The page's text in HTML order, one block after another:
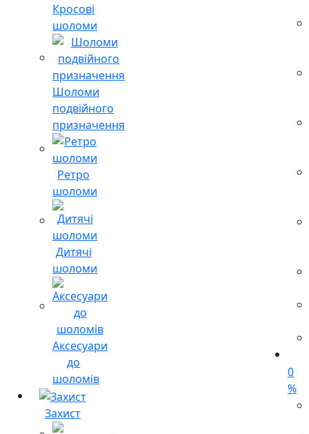
Кросові
шоломи
Шоломи
подвійного
призначення
Ретро
шоломи
Дитячі
шоломи
Аксесуари
до
шоломів
Захист
0
%